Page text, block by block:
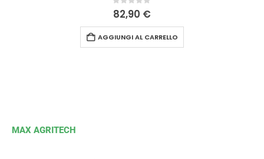
0Su 5
82,90 €
AGGIUNGI AL CARRELLO
MAX AGRITECH